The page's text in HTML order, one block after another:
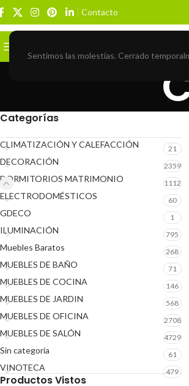
Sentimos las molestias. Cerrado
Contacto
Categorías
CLIMATIZACIÓN Y CALEFACCIÓN 21
DECORACIÓN 2359
DORMITORIOS MATRIMONIO 1112
ELECTRODOMÉSTICOS 60
GDECO 1
ILUMINACIÓN 795
Muebles Baratos 268
MUEBLES DE BAÑO 71
MUEBLES DE COCINA 146
MUEBLES DE JARDIN 568
MUEBLES DE OFICINA 2708
MUEBLES DE SALÓN 4729
Sin categoría 61
VINOTECA 479
Productos Vistos